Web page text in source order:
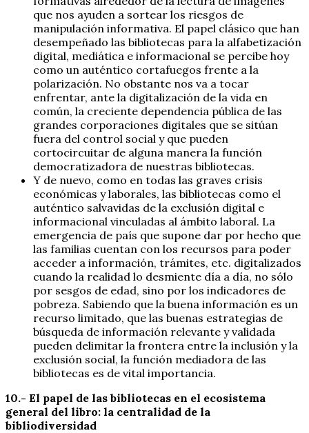
que nos ayuden a sortear los riesgos de
manipulación informativa. El papel clásico que han
desempeñado las bibliotecas para la alfabetización
digital, mediática e informacional se percibe hoy
como un auténtico cortafuegos frente a la
polarización. No obstante nos va a tocar
enfrentar, ante la digitalización de la vida en
común, la creciente dependencia pública de las
grandes corporaciones digitales que se sitúan
fuera del control social y que pueden
cortocircuitar de alguna manera la función
democratizadora de nuestras bibliotecas.
Y de nuevo, como en todas las graves crisis
económicas y laborales, las bibliotecas como el
auténtico salvavidas de la exclusión digital e
informacional vinculadas al ámbito laboral. La
emergencia de país que supone dar por hecho que
las familias cuentan con los recursos para poder
acceder a información, trámites, etc. digitalizados
cuando la realidad lo desmiente día a día, no sólo
por sesgos de edad, sino por los indicadores de
pobreza. Sabiendo que la buena información es un
recurso limitado, que las buenas estrategias de
búsqueda de información relevante y validada
pueden delimitar la frontera entre la inclusión y la
exclusión social, la función mediadora de las
bibliotecas es de vital importancia.
10.- El papel de las bibliotecas en el ecosistema
general del libro: la centralidad de la
bibliodiversidad